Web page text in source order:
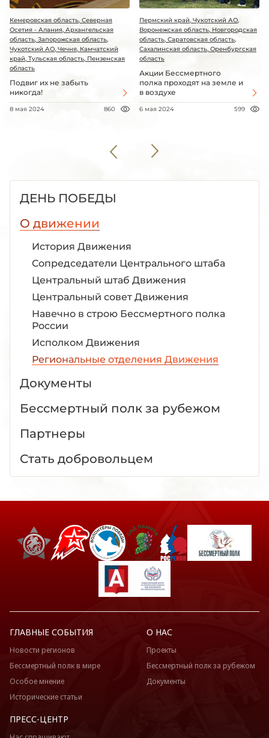
Кемеровская область, Северная
Осетия - Алания, Архангельская
область, Запорожская область,
Чукотский АО, Чечня, Камчатский
край, Тульская область, Пензенская
область
Подвиг их не забыть
никогда!
8 мая 2024 860
Пермский край, Чукотский АО,
Воронежская область, Новгородская
область, Саратовская область,
Сахалинская область, Оренбургская
область
Акции Бессмертного
полка проходят на земле и
в воздухе
6 мая 2024 599
ДЕНЬ ПОБЕДЫ
О движении
История Движения
Сопредседатели Центрального штаба
Центральный штаб Движения
Центральный совет Движения
Навечно в строю Бессмертного полка
России
Исполком Движения
Региональные отделения Движения
Документы
Бессмертный полк за рубежом
Партнеры
Стать добровольцем
ГЛАВНЫЕ СОБЫТИЯ
Новости регионов
Бессмертный полк в мире
Особое мнение
Исторические статьи
О НАС
Проекты
Бессмертный полк за рубежом
Документы
ПРЕСС-ЦЕНТР